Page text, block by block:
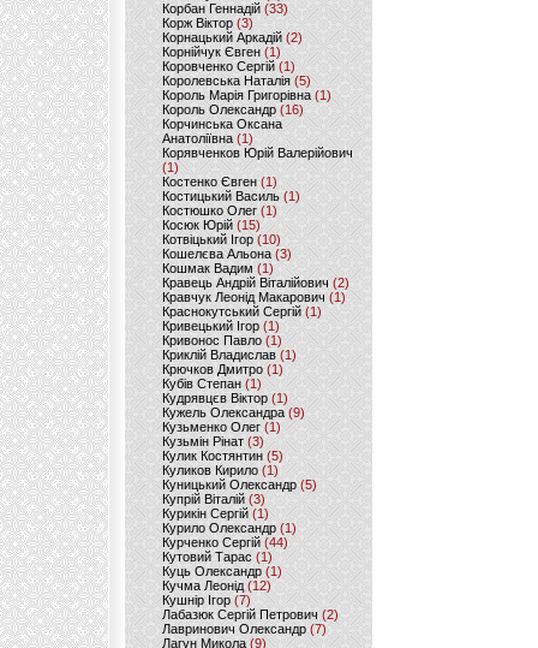
Корбан Геннадій (33)
Корж Віктор (3)
Корнацький Аркадій (2)
Корнійчук Євген (1)
Коровченко Сергій (1)
Королевська Наталія(5)
Король Марія Григорівна (1)
Король Олександр (16)
Корчинська Оксана
Анатоліївна (1)
Корявченков Юрій Валерійович
(1)
Костенко Євген (1)
Костицький Василь (1)
Костюшко Олег (1)
Косюк Юрій (15)
Котвіцький Ігор (10)
Кошелєва Альона(3)
Кошмак Вадим (1)
Кравець Андрій Віталійович (2)
Кравчук Леонід Макарович (1)
Краснокутський Сергій (1)
Кривецький Ігор (1)
Кривонос Павло (1)
Криклій Владислав (1)
Крючков Дмитро(1)
Кубів Степан(1)
Кудрявцєв Віктор (1)
Кужель Олександра (9)
Кузьменко Олег (1)
Кузьмін Рінат(3)
Кулик Костянтин(5)
Куликов Кирило (1)
Куницький Олександр (5)
Купрій Віталій (3)
Курикін Сергій(1)
Курило Олександр (1)
Курченко Сергій (44)
Кутовий Тарас (1)
Куць Олександр (1)
Кучма Леонід (12)
Кушнір Ігор(7)
Лабазюк Сергій Петрович (2)
Лавринович Олександр(7)
Лагун Микола(9)